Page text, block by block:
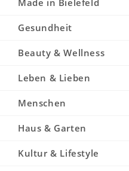
Gesundheit
Beauty & Wellness
Leben & Lieben
Menschen
Haus & Garten
Kultur & Lifestyle